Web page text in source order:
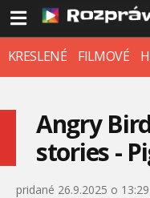
KRESLENÉ FILMOVÉ
Angry
stories -
pridané 26.9.2025 o